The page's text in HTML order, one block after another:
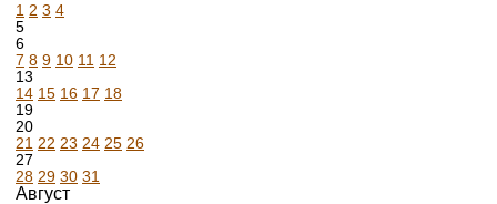
1 2 3 4
5
6
7 8 9 10 11 12
13
14 15 16 17 18
19
20
21 22 23 24 25 26
27
28 29 30 31
Август